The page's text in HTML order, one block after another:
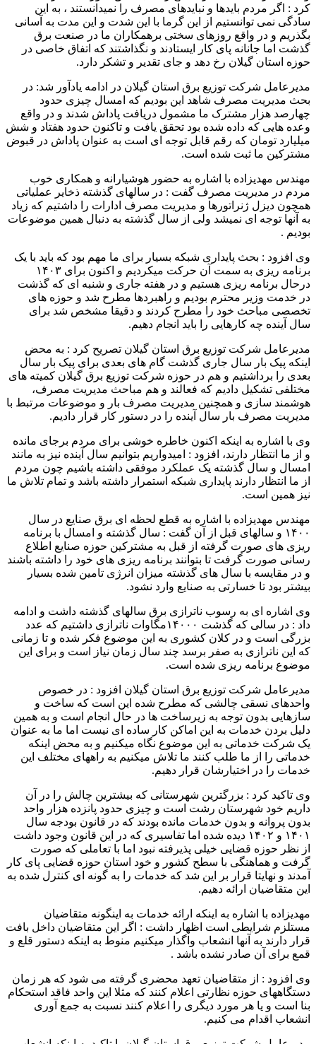
کرد : اگر مردم بایدها و نبایدهای مصرف را نمیدانستند ، به این
سادگی نمی توانستیم از این گرما با این شدت و این مدت به آسانی
بگذریم و در واقع روزهای سختی برهمکاران ما در صنعت برق
گذشت اما جانانه پای کار ایستادند و نگذاشتند که اتفاق خاصی در
حوزه استان گیلان رخ دهد و جای تقدیر و تشکر دارد.
مدیرعامل شرکت توزیع برق استان گیلان در ادامه یادآور شد: در
بحث مدیریت مصرف شاهد این بودیم که امسال چیزی حدود
چهارصد هزار مشترک ما مشمول دریافت پاداش شدند و در واقع
وعده هایی که داده شده بود تحقق یافت و تاکنون حدود هفتاد و شش
میلیارد تومان که رقم قابل توجه ای است به عنوان پاداش در قبوض
مشترکین ما ثبت شده است.
مهندس مهدیزاده با اشاره به حضور هوشیارانه و همکاری خوب
مردم در مدیریت مصرف گفت : در سالهای گذشته ذخایر عملیاتی
همچون دیزل ژنراتورها و مدیریت مصرف ادارات را داشتیم که زیاد
به آنها توجه ای نمیشد ولی از سال گذشته به دنبال همین موضوعات
بودیم .
وی افزود : بحث پایداری شبکه بسیار برای ما مهم بود که باید با یک
برنامه ریزی به سمت آن حرکت میکردیم و اکنون برای ۱۴۰۳
درحال برنامه ریزی هستیم و در هفته جاری و شنبه ای که گذشت
در خدمت وزیر محترم بودیم و راهبردها مطرح شد و حوزه های
تخصصی مباحث خود را مطرح کردند و دقیقا مشخص شد برای
سال آینده چه کارهایی را باید انجام دهیم.
مدیرعامل شرکت توزیع برق استان گیلان تصریح کرد : به محض
اینکه پیک بار سال جاری گذشت گام های بعدی برای پیک بار سال
بعدی را برداشتیم و هم در حوزه شرکت توزیع برق گیلان کمیته های
مختلفی تشکیل دادیم که فعالند و هم مباحث مدیریت مصرف،
هوشمند سازی و همچنین مدیریت مصرف بار و موضوعات مرتبط با
مدیریت مصرف بار سال آینده را در دستور کار قرار دادیم.
وی با اشاره به اینکه اکنون خاطره خوشی برای مردم برجای مانده
و از ما انتظار دارند، افزود : امیدواریم بتوانیم سال آینده نیز به مانند
امسال و سال گذشته یک عملکرد موفقی داشته باشیم چون مردم
از ما انتظار دارند پایداری شبکه استمرار داشته باشد و تمام تلاش ما
نیز همین است.
مهندس مهدیزاده با اشاره به قطع لحظه ای برق صنایع در سال
۱۴۰۰ و سالهای قبل از آن گفت : سال گذشته و امسال با برنامه
ریزی های صورت گرفته از قبل به مشترکین حوزه صنايع اطلاع
رسانی صورت گرفت تا بتوانند برنامه ریزی های خود را داشته باشند
و در مقایسه با سال های گذشته میزان انرژی تامین شده بسیار
بیشتر بود تا خسارتی به صنایع وارد نشود.
وی اشاره ای به رسوب ناترازی برق سالهای گذشته داشت و ادامه
داد : در سالی که گذشت ۱۴۰۰۰مگاوات ناترازی داشتیم که عدد
بزرگی است و در کلان کشوری به این موضوع فکر شده و تا زمانی
که این ناترازی به صفر برسد چند سال زمان نیاز است و برای این
موضوع برنامه ريزى شده است.
مدیرعامل شرکت توزیع برق استان گیلان افزود : در خصوص
واحدهای نسقی چالشی که مطرح شده این است که ساخت و
سازهایی بدون توجه به زیرساخت ها در حال انجام است و به همین
دلیل بردن خدمات به این اماکن کار ساده ای نیست اما ما به عنوان
یک شرکت خدماتی به این موضوع نگاه میکنیم و به محض اینکه
خدماتی را از ما طلب کنند ما تلاش میکنیم به راههای مختلف این
خدمات را در اختیارشان قرار دهیم.
وی تاکید کرد : بزرگترین شهرستانی که بیشترین چالش را در آن
داریم خود شهرستان رشت است و چیزی حدود پانزده هزار واحد
بدون پروانه و بدون خدمات مانده بودند که در قانون بودجه سال
۱۴۰۱ و ۱۴۰۲ دیده شده اما تفاسیری که در این قانون وجود داشت
از نظر حوزه قضايی خیلی پذیرفته نبود اما با تعاملی که صورت
گرفت و هماهنگی با سطح کشور و خود استان حوزه قضایی پای کار
آمدند و نهایتا قرار بر این شد که خدمات را به گونه ای کنترل شده به
این متقاضيان ارائه دهیم.
مهدیزاده با اشاره به اینکه ارائه خدمات به اینگونه متقاضیان
مستلزم شرایطی است اظهار داشت : اگر این متقاضيان داخل بافت
قرار دارند به آنها انشعاب واگذار میکنیم منوط به اینکه دستور قلع و
قمع برای آن صادر نشده باشد .
وی افزود : از متقاضيان تعهد محضری گرفته می شود که هر زمان
دستگاههای حوزه نظارتی اعلام کنند که مثلا این واحد فاقد استحکام
بنا است و یا هر مورد دیگری را اعلام کنند نسبت به جمع آوری
انشعاب اقدام می کنیم.